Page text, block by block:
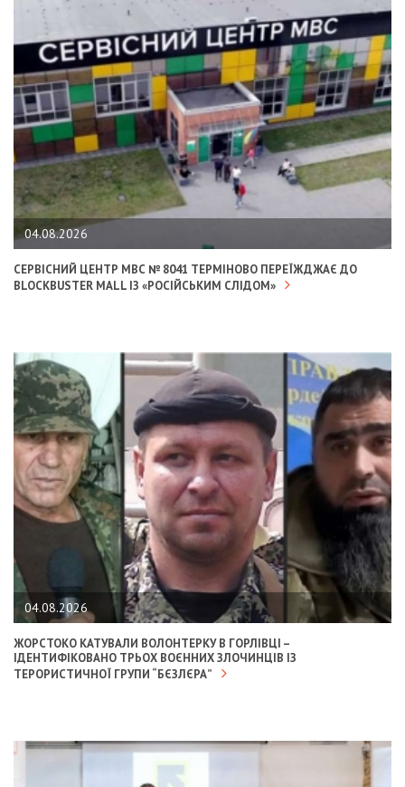
04.08.2026
СЕРВІСНИЙ ЦЕНТР МВС № 8041 ТЕРМІНОВО ПЕРЕЇЖДЖАЄ ДО
BLOCKBUSTER MALL ІЗ «РОСІЙСЬКИМ СЛІДОМ»
04.08.2026
ЖОРСТОКО КАТУВАЛИ ВОЛОНТЕРКУ В ГОРЛІВЦІ –
ІДЕНТИФІКОВАНО ТРЬОХ ВОЄННИХ ЗЛОЧИНЦІВ ІЗ
ТЕРОРИСТИЧНОЇ ГРУПИ “БЄЗЛЄРА”